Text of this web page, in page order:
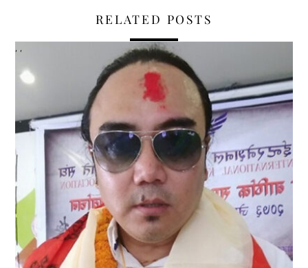
RELATED POSTS
, ,